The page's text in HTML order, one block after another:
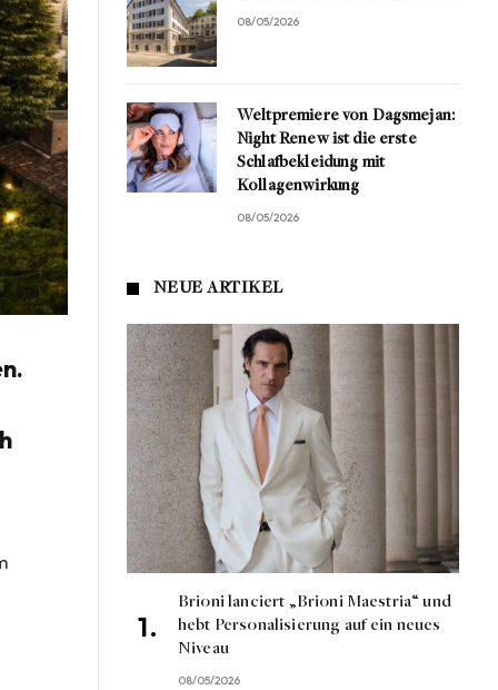
08/05/2026
Weltpremiere von Dagsmejan:
Night Renew ist die erste
Schlafbekleidung mit
Kollagenwirkung
08/05/2026
NEUE ARTIKEL
Brioni lanciert „Brioni Maestria“ und
hebt Personalisierung auf ein neues
Niveau
08/05/2026